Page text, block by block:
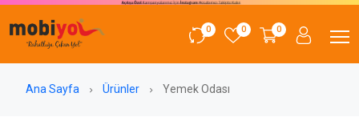
0 0 0
Ana Sayfa Ürünler Yemek Odası